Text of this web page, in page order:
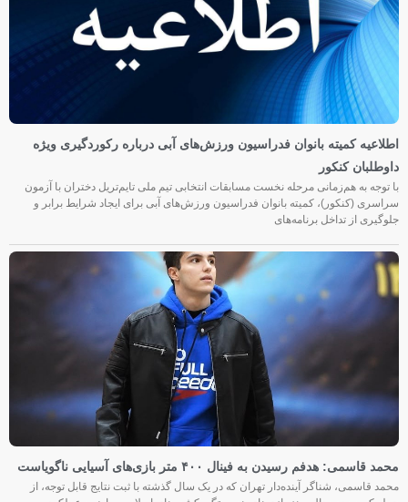
اطلاعیه کمیته بانوان فدراسیون ورزش‌های آبی درباره رکوردگیری ویژه
داوطلبان کنکور
با توجه به هم‌زمانی مرحله نخست مسابقات انتخابی تیم ملی تایم‌تریل دختران با آزمون
سراسری (کنکور)، کمیته بانوان فدراسیون ورزش‌های آبی برای ایجاد شرایط برابر و
جلوگیری از تداخل برنامه‌های
محمد قاسمی: هدفم رسیدن به فینال ۴۰۰ متر بازی‌های آسیایی ناگویاست
محمد قاسمی، شناگر آینده‌دار تهران که در یک سال گذشته با ثبت نتایج قابل توجه، از